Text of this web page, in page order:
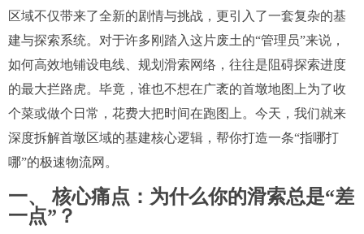
区域不仅带来了全新的剧情与挑战，更引入了一套复杂的基
建与探索系统。对于许多刚踏入这片废土的“管理员”来说，
如何高效地铺设电线、规划滑索网络，往往是阻碍探索进度
的最大拦路虎。毕竟，谁也不想在广袤的首墩地图上为了收
个菜或做个日常，花费大把时间在跑图上。今天，我们就来
深度拆解首墩区域的基建核心逻辑，帮你打造一条“指哪打
哪”的极速物流网。
一、 核心痛点：为什么你的滑索总是“差
一点”？